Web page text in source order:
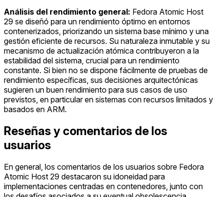
Análisis del rendimiento general: Fedora Atomic Host
29 se diseñó para un rendimiento óptimo en entornos
contenerizados, priorizando un sistema base mínimo y una
gestión eficiente de recursos. Su naturaleza inmutable y su
mecanismo de actualización atómica contribuyeron a la
estabilidad del sistema, crucial para un rendimiento
constante. Si bien no se dispone fácilmente de pruebas de
rendimiento específicas, sus decisiones arquitectónicas
sugieren un buen rendimiento para sus casos de uso
previstos, en particular en sistemas con recursos limitados y
basados en ARM.
Reseñas y comentarios de los
usuarios
En general, los comentarios de los usuarios sobre Fedora
Atomic Host 29 destacaron su idoneidad para
implementaciones centradas en contenedores, junto con